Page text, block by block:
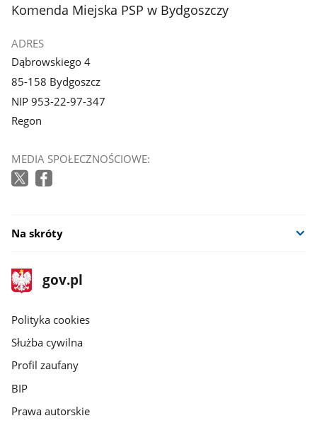
galerii.
galerii.
stopka
Komenda Miejska PSP w Bydgoszczy
ADRES
Dąbrowskiego 4
85-158 Bydgoszcz
NIP 953-22-97-347
Regon
MEDIA SPOŁECZNOŚCIOWE:
Na skróty
stopka
gov.pl
Strona
gov.pl
gov.pl
Polityka cookies
Służba cywilna
Profil zaufany
BIP
Prawa autorskie